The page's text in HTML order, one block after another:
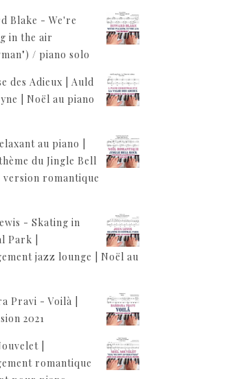
Blake - We're
in the air
/ piano solo
des Adieux | Auld
| Noël au piano
au piano |
du Jingle Bell
version romantique
- Skating in
Park |
jazz lounge | Noël au
Pravi - Voilà |
2021
|
romantique